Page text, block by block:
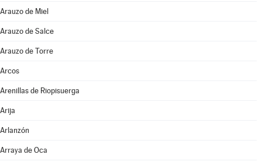
Arauzo de Miel
Arauzo de Salce
Arauzo de Torre
Arcos
Arenillas de Riopisuerga
Arija
Arlanzón
Arraya de Oca